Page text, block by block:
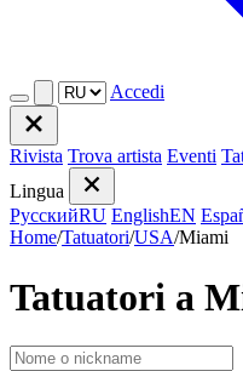
Accedi
Rivista Trova artista Eventi
Lingua
РусскийRU EnglishEN
Home/Tatuatori/USA/Miami
Tatuatori a